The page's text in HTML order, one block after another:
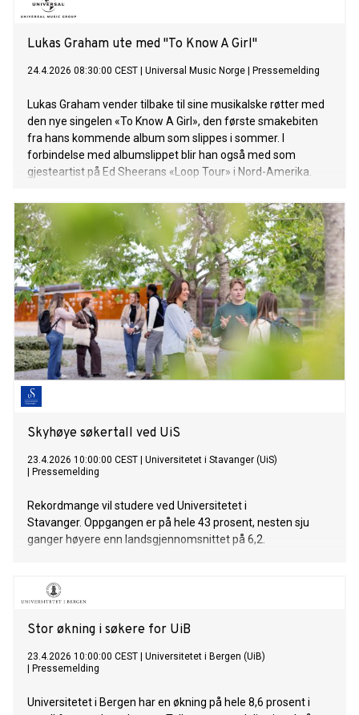
Lukas Graham ute med "To Know A Girl"
24.4.2026 08:30:00 CEST Universal Music Norge Pressemelding
Lukas Graham vender tilbake til sine musikalske røtter med
den nye singelen «To Know A Girl», den første smakebiten
fra hans kommende album som slippes i sommer. I
forbindelse med albumslippet blir han også med som
gjesteartist på Ed Sheerans «Loop Tour» i Nord-Amerika.
Skyhøye søkertall ved UiS
23.4.2026 10:00:00 CEST
Universitetet i Stavanger (UiS)
Pressemelding
Rekordmange vil studere ved Universitetet i
Stavanger. Oppgangen er på hele 43 prosent, nesten sju
ganger høyere enn landsgjennomsnittet på 6,2.
Stor økning i søkere for UiB
23.4.2026 10:00:00 CEST
Universitetet i Bergen (UiB)
Pressemelding
Universitetet i Bergen har en økning på hele 8,6 prosent i